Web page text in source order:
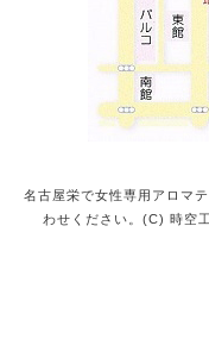
名古屋栄で女性専用アロマ
わせください。(C) 時空